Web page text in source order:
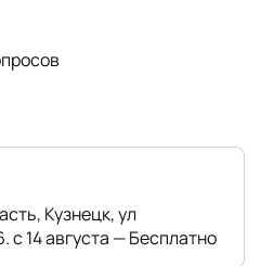
Кузнецк, ул
с 14 августа — Бесплатно